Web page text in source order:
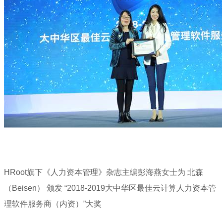
HRoot旗下《人力资本管理》杂志主编彭海燕女士为 北森
（Beisen） 颁发 “2018-2019大中华区最佳云计算人力资本管
理软件服务商（内资）”大奖